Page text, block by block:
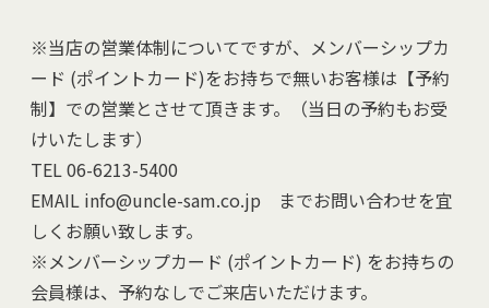
※当店の営業体制についてですが、メンバーシップカ
ード (ポイントカード)をお持ちで無いお客様は【予約
制】での営業とさせて頂きます。（当日の予約もお受
けいたします）
TEL 06-6213-5400
EMAIL info@uncle-sam.co.jp までお問い合わせを宜
しくお願い致します。
※メンバーシップカード (ポイントカード) をお持ちの
会員様は、予約なしでご来店いただけます。